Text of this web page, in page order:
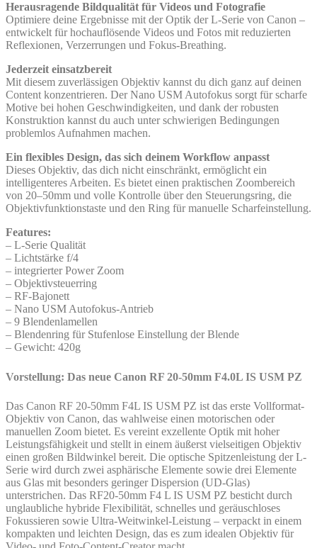
Herausragende Bildqualität für Videos und Fotografie
Optimiere deine Ergebnisse mit der Optik der L-Serie von Canon –
entwickelt für hochauflösende Videos und Fotos mit reduzierten
Reflexionen, Verzerrungen und Fokus-Breathing.
Jederzeit einsatzbereit
Mit diesem zuverlässigen Objektiv kannst du dich ganz auf deinen
Content konzentrieren. Der Nano USM Autofokus sorgt für scharfe
Motive bei hohen Geschwindigkeiten, und dank der robusten
Konstruktion kannst du auch unter schwierigen Bedingungen
problemlos Aufnahmen machen.
Ein flexibles Design, das sich deinem Workflow anpasst
Dieses Objektiv, das dich nicht einschränkt, ermöglicht ein
intelligenteres Arbeiten. Es bietet einen praktischen Zoombereich
von 20–50mm und volle Kontrolle über den Steuerungsring, die
Objektivfunktionstaste und den Ring für manuelle Scharfeinstellung.
Features:
– L-Serie Qualität
– Lichtstärke f/4
– integrierter Power Zoom
– Objektivsteuerring
– RF-Bajonett
– Nano USM Autofokus-Antrieb
– 9 Blendenlamellen
– Blendenring für Stufenlose Einstellung der Blende
– Gewicht: 420g
Vorstellung: Das neue Canon RF 20-50mm F4.0L IS USM PZ
Das Canon RF 20-50mm F4L IS USM PZ ist das erste Vollformat-
Objektiv von Canon, das wahlweise einen motorischen oder
manuellen Zoom bietet. Es vereint exzellente Optik mit hoher
Leistungsfähigkeit und stellt in einem äußerst vielseitigen Objektiv
einen großen Bildwinkel bereit. Die optische Spitzenleistung der L-
Serie wird durch zwei asphärische Elemente sowie drei Elemente
aus Glas mit besonders geringer Dispersion (UD-Glas)
unterstrichen. Das RF20-50mm F4 L IS USM PZ besticht durch
unglaubliche hybride Flexibilität, schnelles und geräuschloses
Fokussieren sowie Ultra-Weitwinkel-Leistung – verpackt in einem
kompakten und leichten Design, das es zum idealen Objektiv für